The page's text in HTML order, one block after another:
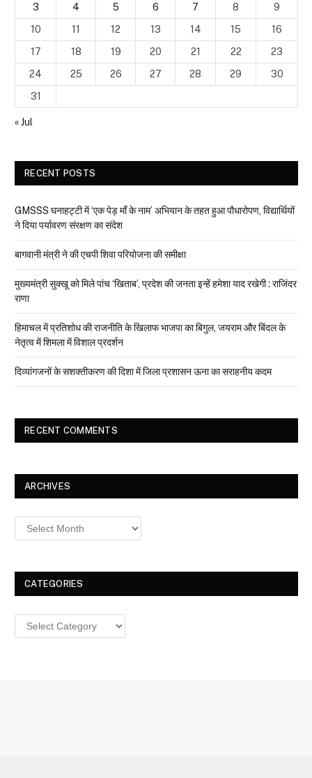
3
4 5 6 7 8
9
10
11 12 13 14 15
16
17
18 19 20 21 22
23
24
25 26 27 28 29
30
31
« Jul
RECENT POSTS
GMSSS घनाहट्टी में ‘एक पेड़ माँ के नाम’ अभियान के तहत हुआ पौधारोपण, विद्यार्थियों
ने दिया पर्यावरण संरक्षण का संदेश
बागवानी मंत्री ने की एचपी शिवा परियोजना की समीक्षा
मुख्यमंत्री सुक्खू को मिले पांच ‘खिताब’, प्रदेश की जनता इन्हें हमेशा याद रखेगी : राजिंदर
राणा
हिमाचल में प्रतिशोध की राजनीति के खिलाफ भाजपा का बिगुल, जयराम और बिंदल के
नेतृत्व में शिमला में विशाल प्रदर्शन
दिव्यांगजनों के सशक्तीकरण की दिशा में जिला प्रशासन ऊना का सराहनीय कदम
RECENT COMMENTS
ARCHIVES
Archives
CATEGORIES
Categories